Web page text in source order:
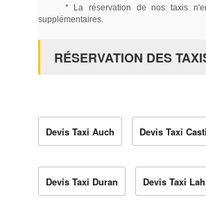
* La réservation de nos taxis
supplémentaires.
RÉSERVATION DES
Devis Taxi Auch Devis Taxi
Devis Taxi Duran Devis Taxi